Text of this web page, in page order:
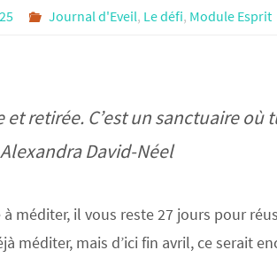
Journal d'Eveil, Le défi, Module Esprit
et retirée. C’est un sanctuaire
David-Néel
à méditer, il vous reste 27 jours pour
méditer, mais d’ici fin avril, ce serait